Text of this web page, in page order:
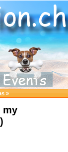
»
my